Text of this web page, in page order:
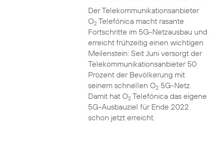
Der Telekommunikationsanbieter
O2Telefónica macht rasante
Fortschritte im 5G-Netzausbau und
erreicht frühzeitig einen wichtigen
Meilenstein: Seit Juni versorgt der
Telekommunikationsanbieter 50
Prozent der Bevölkerung mit
seinem schnellen O25G-Netz.
Damit hat O2Telefónica das eigene
5G-Ausbauziel für Ende 2022
schon jetzt erreicht.